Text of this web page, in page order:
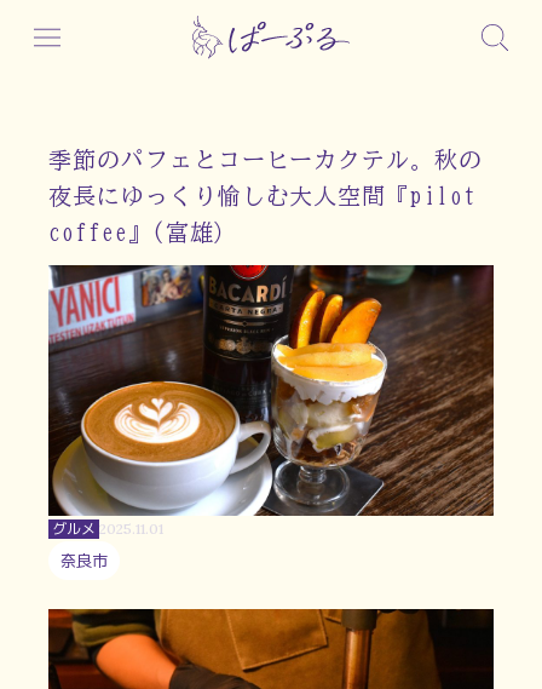
季節のパフェとコーヒーカクテル。秋の
夜長にゆっくり愉しむ大人空間『pilot
coffee』(富雄）
グルメ 2025.11.01
奈良市